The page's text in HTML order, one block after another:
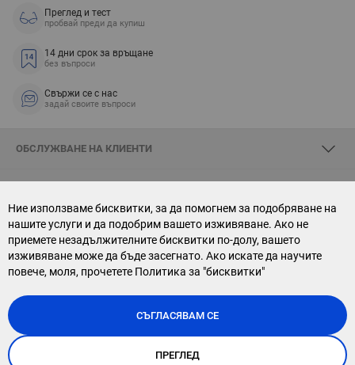
Ние използваме бисквитки, за да помогнем за подобряване на
нашите услуги и да подобрим вашето изживяване. Ако не
приемете незадължителните бисквитки по-долу, вашето
изживяване може да бъде засегнато. Ако искате да научите
повече, моля, прочетете Политика за "бисквитки"
СЪГЛАСЯВАМ СЕ
ПРЕГЛЕД
Преглед и тест
пробвай преди да купиш
14 дни срок за връщане
без въпроси
Свържи се с нас
задай своите въпроси
ОБСЛУЖВАНЕ НА КЛИЕНТИ
СВЪРЖИ СЕ С НАС
АБОНАМЕНТ ЗА БЮЛЕТИН
Copyright © 2026, Sky Optic. All Rights Reserved.